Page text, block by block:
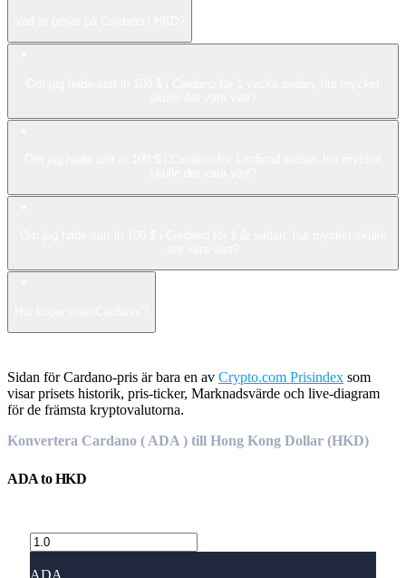
Sidan för Cardano-pris är bara en av Crypto.com Prisindex som
visar prisets historik, pris-ticker, Marknadsvärde och live-diagram
för de främsta kryptovalutorna.
Konvertera Cardano ( ADA ) till Hong Kong Dollar (HKD)
ADAtoHKD
ADA